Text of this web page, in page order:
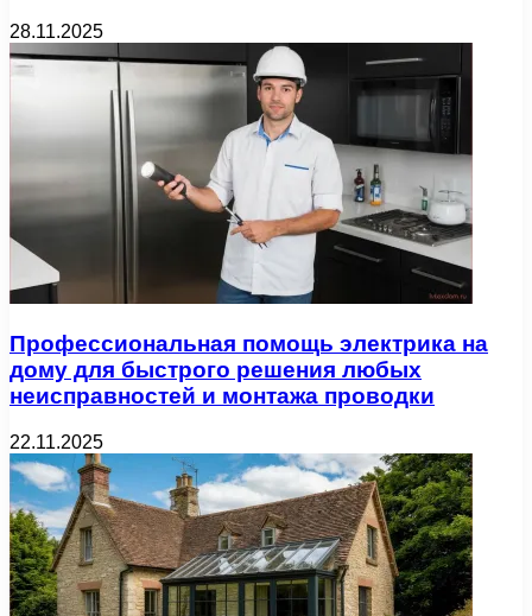
28.11.2025
Профессиональная помощь электрика на
дому для быстрого решения любых
неисправностей и монтажа проводки
22.11.2025